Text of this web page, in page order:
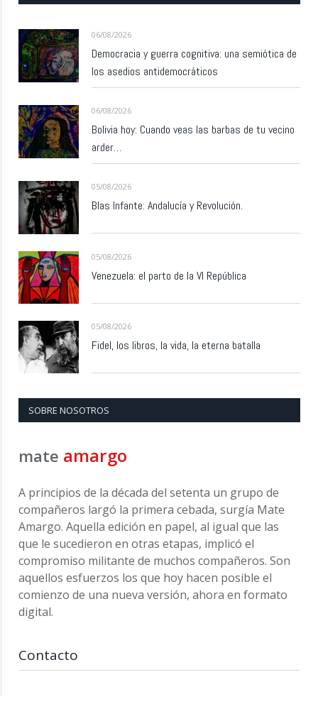
06/08/2026
Democracia y guerra cognitiva: una semiótica de
los asedios antidemocráticos
06/08/2026
Bolivia hoy: Cuando veas las barbas de tu vecino
arder…
05/08/2026
Blas Infante: Andalucía y Revolución.
05/08/2026
Venezuela: el parto de la VI República
05/08/2026
Fidel, los libros, la vida, la eterna batalla
SOBRE NOSOTROS
mate amargo
A principios de la década del setenta un grupo de
compañeros largó la primera cebada, surgía Mate
Amargo. Aquella edición en papel, al igual que las
que le sucedieron en otras etapas, implicó el
compromiso militante de muchos compañeros. Son
aquellos esfuerzos los que hoy hacen posible el
comienzo de una nueva versión, ahora en formato
digital.
Contacto